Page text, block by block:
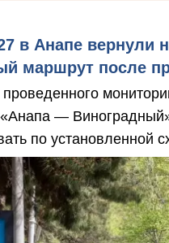
в Анапе вернули
маршрут после
—
по установленной